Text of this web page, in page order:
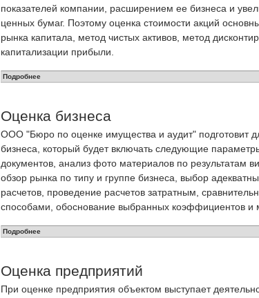
показателей компании, расширением ее бизнеса и
ценных бумаг. Поэтому оценка стоимости акций
рынка капитала, метод чистых активов, метод
капитализации прибыли.
Подробнее
Оценка бизнеса
OOO "Бюро по оценке имущества и аудит" подготовит
бизнеса, который будет включать следующие
документов, анализ фото материалов по результатам
обзор рынка по типу и группе бизнеса, выбор
расчетов, проведение расчетов затратным,
способами, обоснование выбранных коэффициентов и
Подробнее
Оценка предприятий
При оценке предприятия объектом выступает